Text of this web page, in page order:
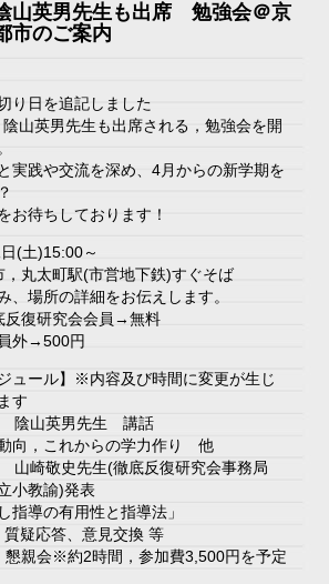
山英男先生も出席 勉強会＠京
市のご案内
り日を追記しました
山英男先生も出席される，勉強会を開
実践や交流を深め、4月からの新学期を
お待ちしております！
(土)15:00～
，丸太町駅(市営地下鉄)すぐそば
場所の詳細をお伝えします。
反復研究会会員→無料
円
ジュール】※内容及び時間に変更が生じ
す
陰山英男先生 講話
向，これからの学力作り 他
山崎敬史先生(徹底反復研究会事務局
小教諭)発表
指導の有用性と指導法」
疑応答、意見交換 等
会※約2時間，参加費3,500円を予定